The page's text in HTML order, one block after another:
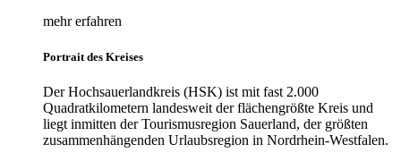
mehr erfahren
Portrait des Kreises
Der Hochsauerlandkreis (HSK) ist mit fast 2.000
Quadratkilometern landesweit der flächengrößte Kreis und
liegt inmitten der Tourismusregion Sauerland, der größten
zusammenhängenden Urlaubsregion in Nordrhein-Westfalen.